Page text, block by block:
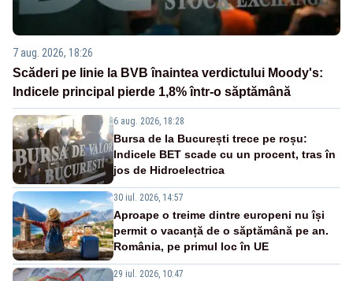
7 aug. 2026, 18:26
Scăderi pe linie la BVB înaintea verdictului Moody's:
Indicele principal pierde 1,8% într-o săptămână
6 aug. 2026, 18:28
Bursa de la București trece pe roșu:
Indicele BET scade cu un procent, tras în
jos de Hidroelectrica
30 iul. 2026, 14:57
Aproape o treime dintre europeni nu își
permit o vacanță de o săptămână pe an.
România, pe primul loc în UE
29 iul. 2026, 10:47